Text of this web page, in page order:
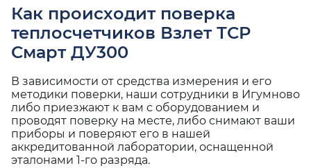
Как происходит поверка
теплосчетчиков Взлет ТСР
Смарт ДУ300
В зависимости от средства измерения и его
методики поверки, наши сотрудники в Игумново
либо приезжают к вам с оборудованием и
проводят поверку на месте, либо снимают ваши
приборы и поверяют его в нашей
аккредитованной лаборатории, оснащенной
эталонами 1-го разряда.